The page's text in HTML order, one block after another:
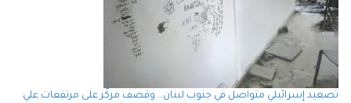
تصعيد إسرائيلي متواصل في جنوب لبنان… وقصف مركّز على مرتفعات علي